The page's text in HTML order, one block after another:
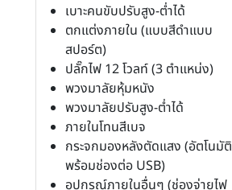
เบาะคนขับปรับสูง-ต่ำได้
ตกแต่งภายใน (แบบสีดำแบบ
สปอร์ต)
ปลั๊กไฟ 12 โวลท์ (3 ตำแหน่ง)
พวงมาลัยหุ้มหนัง
พวงมาลัยปรับสูง-ต่ำได้
ภายในโทนสีเบจ
กระจกมองหลังตัดแสง (อัตโนมัติ
พร้อมช่องต่อ USB)
อุปกรณ์ภายในอื่นๆ (ช่องจ่ายไฟ